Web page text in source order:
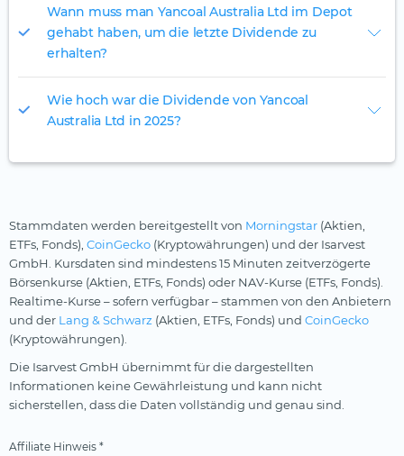
Wann muss man Yancoal Australia Ltd im Depot
gehabt haben, um die letzte Dividende zu
erhalten?
Wie hoch war die Dividende von Yancoal
Australia Ltd in 2025?
Stammdaten werden bereitgestellt von Morningstar (Aktien,
ETFs, Fonds), CoinGecko (Kryptowährungen) und der Isarvest
GmbH. Kursdaten sind mindestens 15 Minuten zeitverzögerte
Börsenkurse (Aktien, ETFs, Fonds) oder NAV-Kurse (ETFs, Fonds).
Realtime-Kurse – sofern verfügbar – stammen von den Anbietern
und der Lang & Schwarz (Aktien, ETFs, Fonds) und CoinGecko
(Kryptowährungen).
Die Isarvest GmbH übernimmt für die dargestellten
Informationen keine Gewährleistung und kann nicht
sicherstellen, dass die Daten vollständig und genau sind.
Affiliate Hinweis *